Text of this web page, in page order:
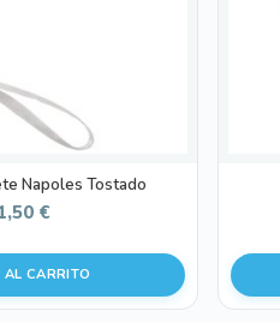
Napoles Tostado
€
CARRITO